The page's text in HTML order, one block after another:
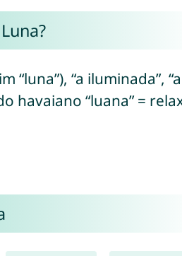
“luna”), “a iluminada”,
havaiano “luana” =